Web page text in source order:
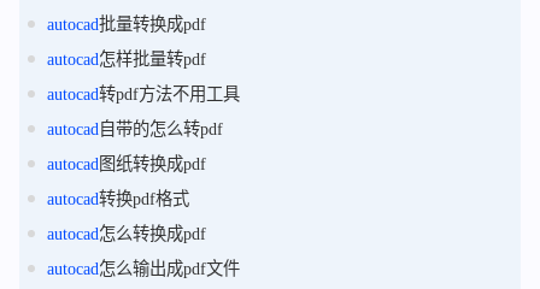
autocad批量转换成pdf
autocad怎样批量转pdf
autocad转pdf方法不用工具
autocad 自带的怎么转pdf
autocad图纸转换成pdf
autocad转换pdf格式
autocad怎么转换成pdf
autocad怎么输出成pdf文件